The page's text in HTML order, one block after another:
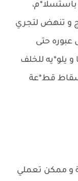
باستسلا*م،
و تنهض لتجري
عبوره حتى
يلو*يه للخلف
إسقاط قط*عة
و ممكن تعملي